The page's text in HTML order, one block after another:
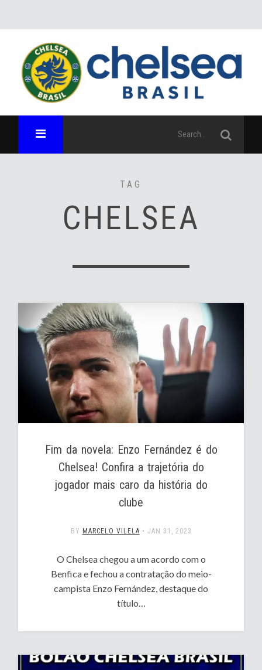
TAG
CHELSEA
Fim da novela: Enzo Fernández é do
Chelsea! Confira a trajetória do
jogador mais caro da história do
clube
BY MARCELO VILELA • JAN 31, 2023
O Chelsea chegou a um acordo com o
Benfica e fechou a contratação do meio-
campista Enzo Fernández, destaque do
título…